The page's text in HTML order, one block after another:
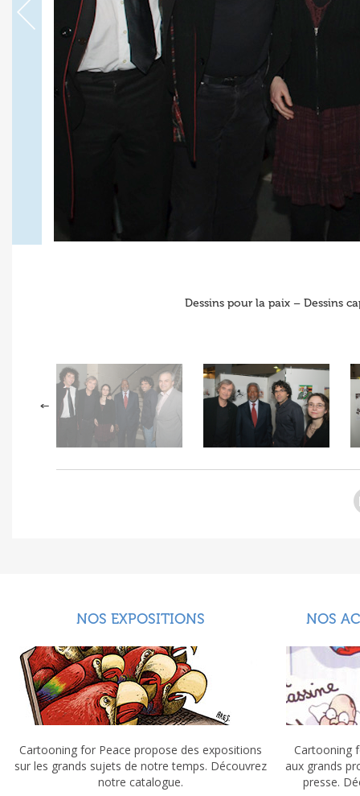
Dessins pour la paix – Dessins
NOS EXPOSITIONS
Cartooning for Peace propose des expositions
sur les grands sujets de notre temps. Découvrez
notre catalogue.
NOS
Cartooning
aux grands
presse.